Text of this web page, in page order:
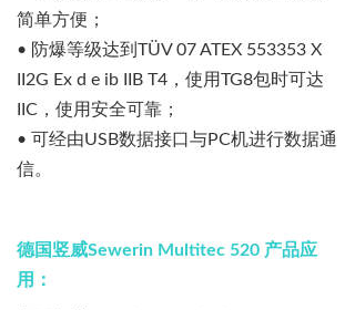
简单方便；
• 防爆等级达到 TÜV 07 ATEX 553353 X
II2G Ex d e ib IIB T4 ，使用TG8包时可达
IIC ，使用安全可靠；
• 可经由USB数据接口与PC机进行数据通
信。
德国竖威Sewerin Multitec 520 产品应
用：